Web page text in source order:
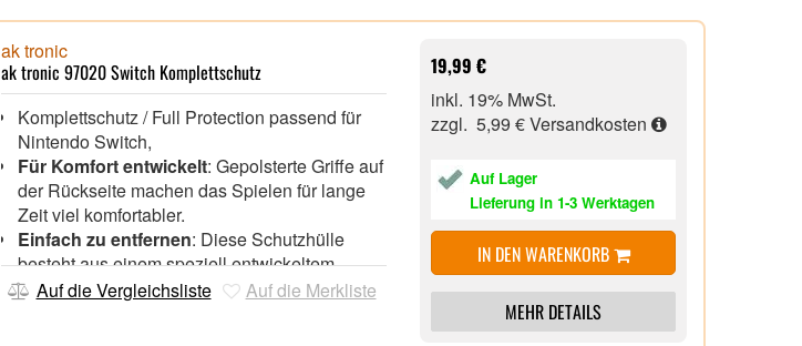
ak tronic
ak tronic 97020 Switch Komplettschutz
Komplettschutz / Full Protection passend für
Nintendo Switch,
Für Komfort entwickelt: Gepolsterte Griffe auf
der Rückseite machen das Spielen für lange
Zeit viel komfortabler.
Einfach zu entfernen: Diese Schutzhülle
besteht aus einem speziell entwickeltem,
flexiblen TPUMaterial, das ein schnelles
Auf die Vergleichsliste Auf die Merkliste
19,99 €
inkl. 19% MwSt.
zzgl. 5,99 €Versandkosten
Auf Lager
Lieferung in 1-3 Werktagen
IN DEN WARENKORB
MEHR DETAILS